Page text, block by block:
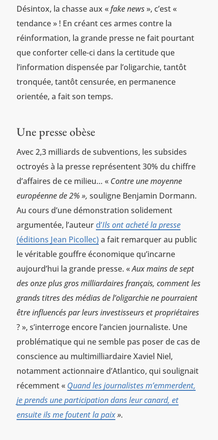
Désintox, la chasse aux «fake news», c’est «
tendance » ! En créant ces armes contre la
réinformation, la grande presse ne fait pourtant
que conforter celle-ci dans la certitude que
l’information dispensée par l’oligarchie, tantôt
tronquée, tantôt censurée, en permanence
orientée, a fait son temps.
Une presse obèse
Avec 2,3 milliards de subventions, les subsides
octroyés à la presse représentent 30% du chiffre
d’affaires de ce milieu… « Contre une moyenne
européenne de 2% », souligne Benjamin Dormann.
Au cours d’une démonstration solidement
argumentée, l’auteur d’Ils ont acheté la presse
(éditions Jean Picollec)a fait remarquer au public
le véritable gouffre économique qu’incarne
aujourd’hui la grande presse. «Aux mains de sept
des onze plus gros milliardaires français, comment les
grands titres des médias de l’oligarchie ne pourraient
être influencés par leurs investisseurs et propriétaires
? », s’interroge encore l’ancien journaliste. Une
problématique qui ne semble pas poser de cas de
conscience au multimilliardaire Xaviel Niel,
notamment actionnaire d’Atlantico, qui soulignait
récemment « Quand les journalistes m’emmerdent,
je prends une participation dans leur canard, et
ensuite ils me foutent la paix ».